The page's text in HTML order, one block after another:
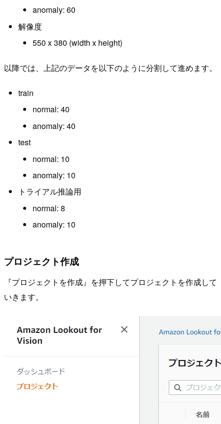
anomaly: 60
解像度
550 x 380 (width x height)
以降では、上記のデータを以下のように分割して進めます。
train
normal: 40
anomaly: 40
test
normal: 10
anomaly: 10
トライアル推論用
normal: 8
anomaly: 10
プロジェクト作成
『プロジェクトを作成』を押下してプロジェクトを作成して
いきます。